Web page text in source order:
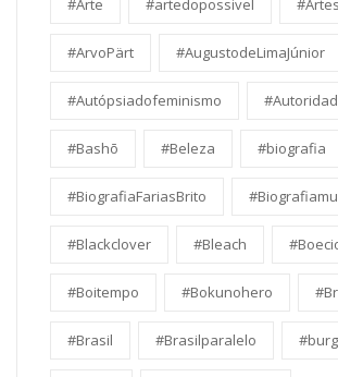
#Arte #artedopossivel
#ArvoPärt #AugustodeLimaJúnior
#Autópsiadofeminismo
#Bashō #Beleza #biografia
#BiografiaFariasBrito
#Blackclover #Bleach
#Boitempo #Bokunohero
#Brasil #Brasilparalelo